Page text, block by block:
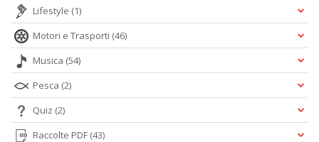
Lifestyle (1)
Motori e Trasporti (46)
Musica (54)
Pesca (2)
Quiz (2)
Raccolte PDF (43)